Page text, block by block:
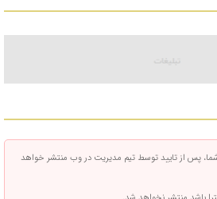
پس از تایید توسط تیم مدیریت در وب منتشر خواهد